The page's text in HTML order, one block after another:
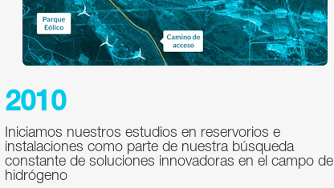
2010
Iniciamos nuestros estudios en reservorios e
instalaciones como parte de nuestra búsqueda
constante de soluciones innovadoras en el campo del
hidrógeno